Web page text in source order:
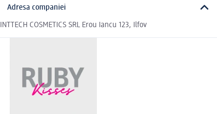
Adresa companiei
INTTECH COSMETICS SRL Erou Iancu 123, Ilfov